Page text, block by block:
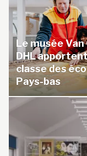
Le musée
DHL
classe des
Pays-bas